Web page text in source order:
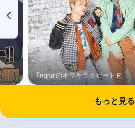
Trignalのキラキラ☆ビートＲ
もっと見る